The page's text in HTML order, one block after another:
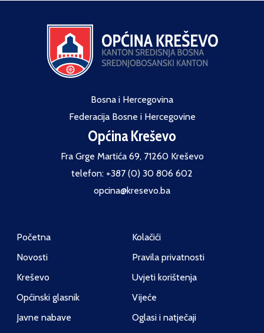
Bosna i Hercegovina
Federacija Bosne i Hercegovine
Općina Kreševo
Fra Grge Martića 69, 71260 Kreševo
telefon: +387 (0) 30 806 602
opcina@kresevo.ba
Početna
Novosti
Kreševo
Općinski glasnik
Javne nabave
Kolačići
Pravila privatnosti
Uvjeti korištenja
Vijeće
Oglasi i natječaji